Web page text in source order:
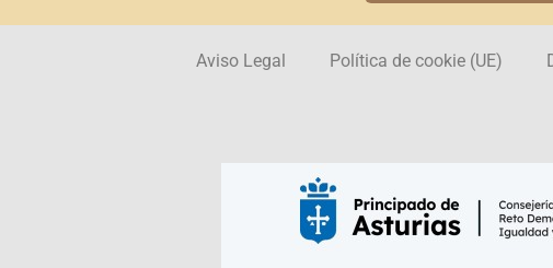
Aviso Legal Política de cookie (UE)